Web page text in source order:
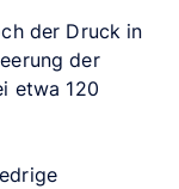
der Druck in
der
etwa 120